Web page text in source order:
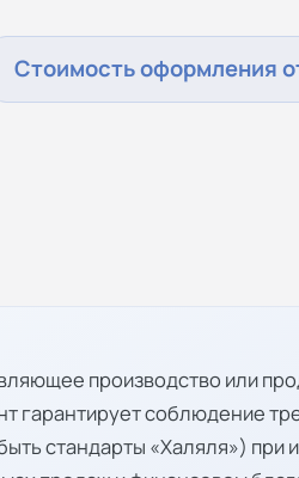
Стоимость оформления
производство или
гарантирует соблюдение
стандарты «Халяля») при